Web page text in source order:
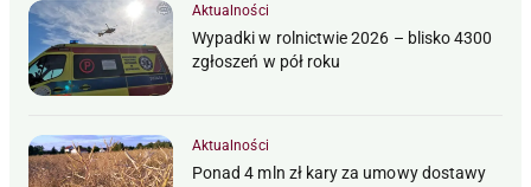
Aktualności
Wypadki w rolnictwie 2026 – blisko 4300
zgłoszeń w pół roku
Aktualności
Ponad 4 mln zł kary za umowy dostawy